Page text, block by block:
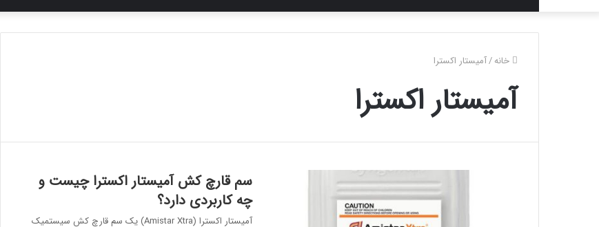
خانه/آمیستار اکسترا
آمیستار اکسترا
سم قارچ کش آمیستار اکسترا چیست و
چه کاربردی دارد؟
آمیستار اکسترا (Amistar Xtra) یک سم قارچ کش سیستمیک